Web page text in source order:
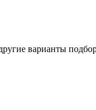
варианты